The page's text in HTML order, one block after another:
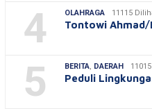
4 OLAHRAGA 11115
Tontowi
5 BERITA, DAERAH
Peduli